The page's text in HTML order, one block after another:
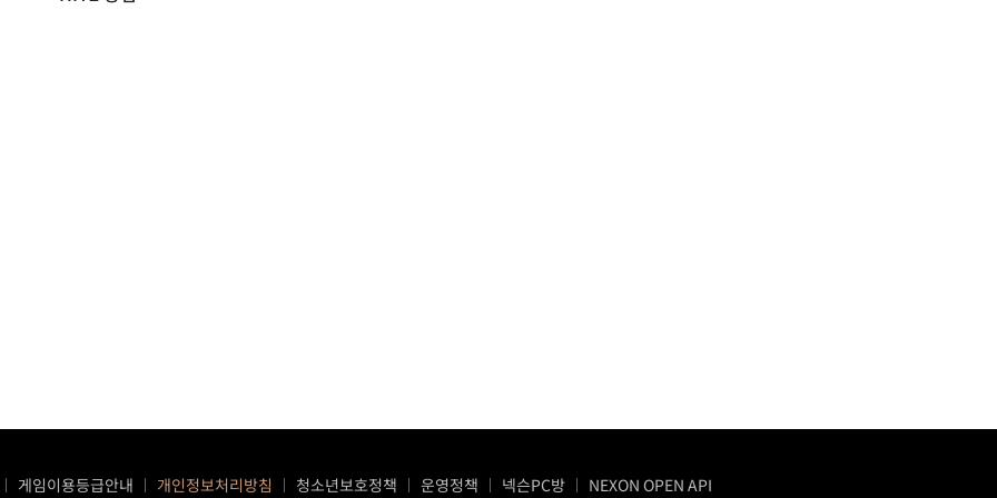
게임이용등급안내 개인정보처리방침 청소년보호정책 운영정책 넥슨PC방 NEXON OPEN API